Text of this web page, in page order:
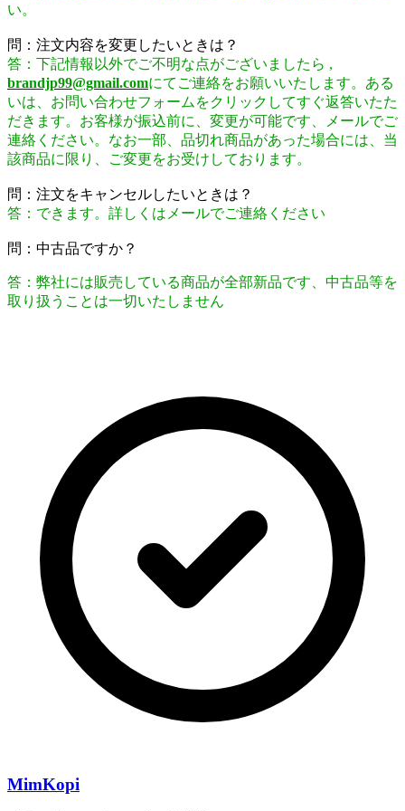
い。
問：注文内容を変更したいときは？
答：下記情報以外でご不明な点がございましたら ,
brandjp99@gmail.comにてご連絡をお願いいたします。ある
いは、お問い合わせフォームをクリックしてすぐ返答いたた
だきます。お客様が振込前に、変更が可能です、メールでご
連絡ください。なお一部、品切れ商品があった場合には、当
該商品に限り、ご変更をお受けしております。
問：注文をキャンセルしたいときは？
答：できます。詳しくはメールでご連絡ください
問：中古品ですか？
答：弊社には販売している商品が全部新品です、中古品等を
取り扱うことは一切いたしません
MimKopi